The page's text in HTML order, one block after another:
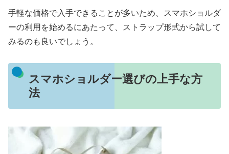
手軽な価格で入手できることが多いため、スマホショルダ
ーの利用を始めるにあたって、ストラップ形式から試して
みるのも良いでしょう。
スマホショルダー選びの上手な方
法